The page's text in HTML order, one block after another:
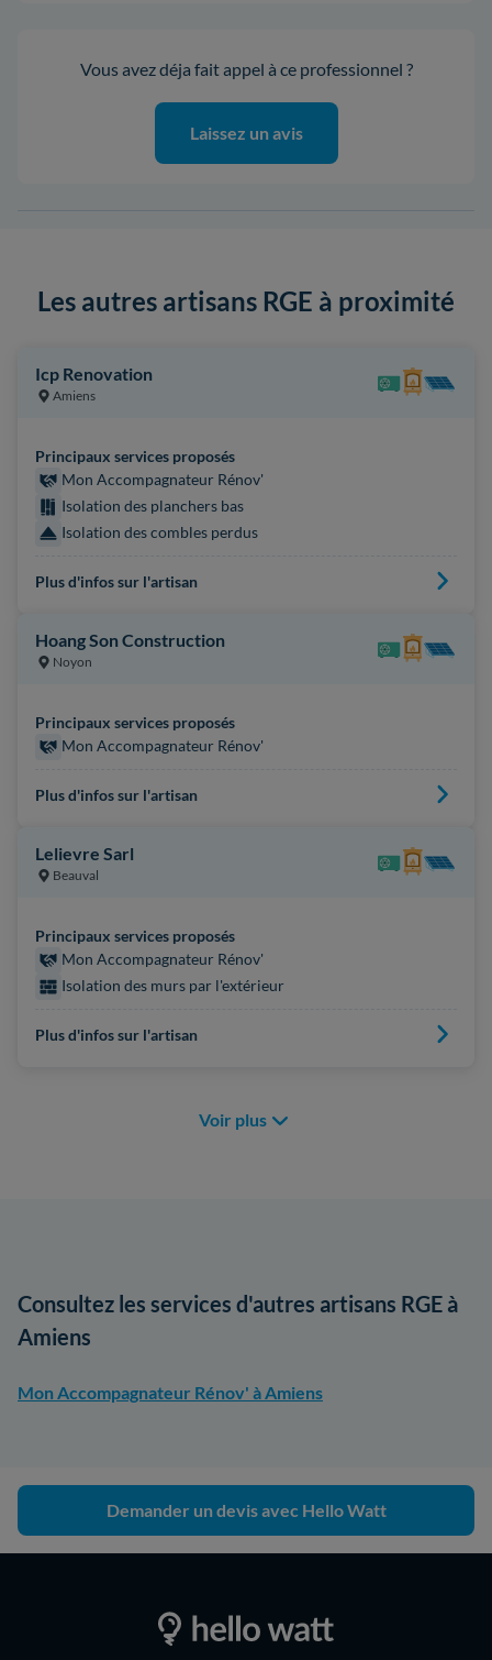
Vous avez déja fait appel à ce professionnel ?
Laissez un avis
Les autres artisans RGE à proximité
Icp Renovation
Amiens
Principaux services proposés
Mon Accompagnateur Rénov'
Isolation des planchers bas
Isolation des combles perdus
Plus d'infos sur l'artisan
Hoang Son Construction
Noyon
Principaux services proposés
Mon Accompagnateur Rénov'
Plus d'infos sur l'artisan
Lelievre Sarl
Beauval
Principaux services proposés
Mon Accompagnateur Rénov'
Isolation des murs par l'extérieur
Plus d'infos sur l'artisan
Voir plus
Consultez les services d'autres artisans RGE à
Amiens
Mon Accompagnateur Rénov' à Amiens
Demander un devis avec Hello Watt